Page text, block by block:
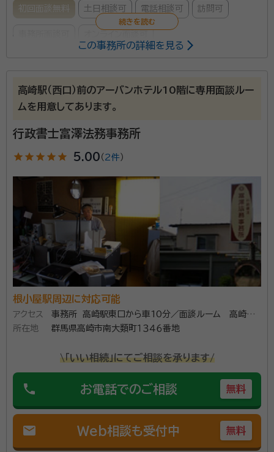
初回面談無料 土日相談可 電話相談可 訪問可
本間敦朗
行政書士
1972年(S47)11月 新潟県村上市生まれ 1988年(S63)3月
村上市立上海府中学校卒業 1993年(H5)3月 長岡工業高等専門学校卒
年(H12) ダイカスト金型加工データ作成業務に従事 ～2005年(H17)
の車体設計業務に従事 ～2019年(R1) ロケットの試験治工具設計業務
て天職に就く 2020年(R1)9月 申請取次行政書士資格取得
なければいけないのが相続手続き。 お客様に分かりや
すく説明し、お客様のご要望をお伺いしながら丁寧かつ
誠実に手続きを進めていきます。 その手続き必要な
の？など、ご不明点がございましたら遠慮なさらずにお
っしゃってください。
資格等：行政書士
所属団体： 群馬県行政書士会
この事務所の詳細を見る
高崎駅（西口）前のアーバンホテル10階に専用面談ルー
ムを用意してあります。
行政書士富澤法務事務所
star star star star star 5.00 （ 2件 ）
根小屋駅周辺に対応可能
アクセス
事務所 高崎駅東口から車10分／面談ルーム 高崎駅
西口駅前 徒歩1分
所在地 群馬県高崎市南大類町１３４６番地
\「いい相続」にてご相談を承ります/
phone お電話でのご相談 無料
mail Web相談も受付中 無料